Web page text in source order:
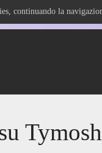
continuando la